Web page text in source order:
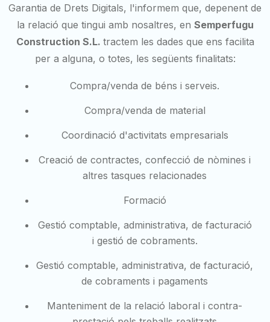
Garantia de Drets Digitals, l'informem que, depenent de
la relació que tingui amb nosaltres, en Semperfugu
Construction S.L. tractem les dades que ens facilita
per a alguna, o totes, les següents finalitats:
Compra/venda de béns i serveis.
Compra/venda de material
Coordinació d'activitats empresarials
Creació de contractes, confecció de nòmines i
altres tasques relacionades
Formació
Gestió comptable, administrativa, de facturació
i gestió de cobraments.
Gestió comptable, administrativa, de facturació,
de cobraments i pagaments
Manteniment de la relació laboral i contra-